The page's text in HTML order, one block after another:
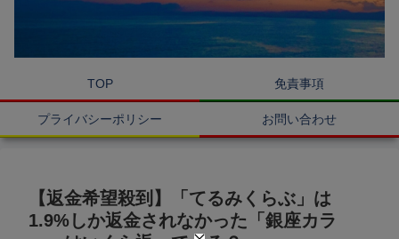
TOP 免責事項
プライバシーポリシー お問い合わせ
【返金希望殺到】「てるみくらぶ」は
1.9%しか返金されなかった「銀座カラ